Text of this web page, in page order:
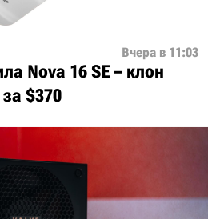
Вчера в 11:03
Nova 16 SE – клон
$370